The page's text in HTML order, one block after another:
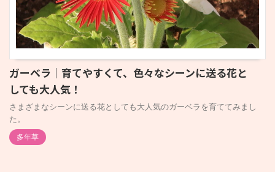
ガーベラ｜育てやすくて、色々なシーンに送る花と
しても大人気！
さまざまなシーンに送る花としても大人気のガーベラを育ててみまし
た。
多年草